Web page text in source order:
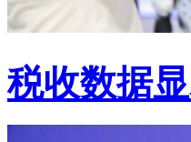
税收数据